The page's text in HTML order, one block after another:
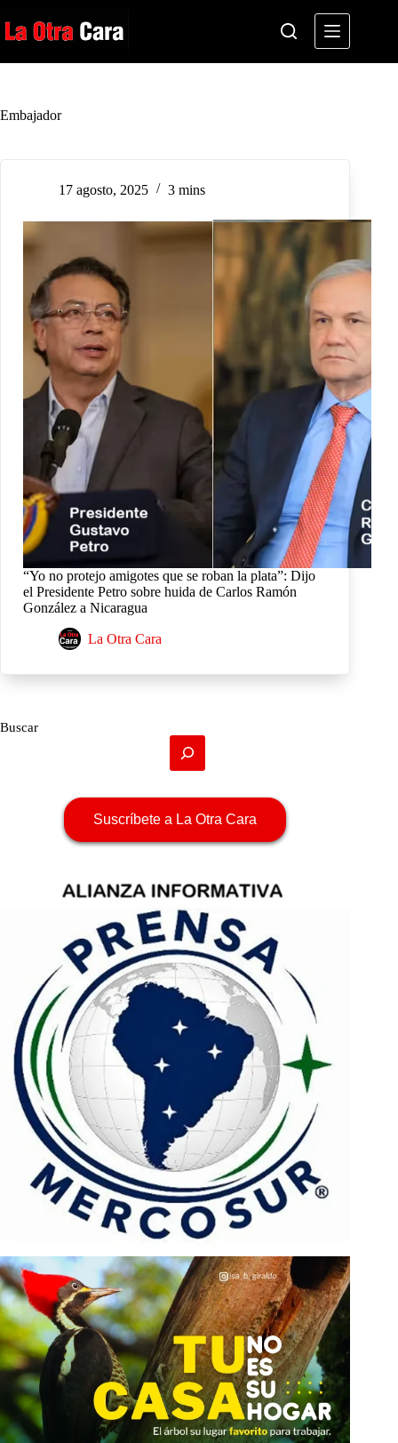
al
contenido
Embajador
17 agosto, 2025 3 mins
“Yo no protejo amigotes que se roban la plata”: Dijo
el Presidente Petro sobre huida de Carlos Ramón
González a Nicaragua
La Otra Cara
Buscar
Suscríbete a La Otra Cara